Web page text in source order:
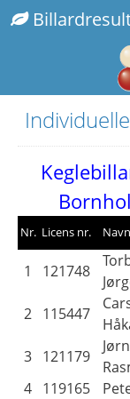
Nr. Licens nr. Navn
1 121748
2 115447
3 121179
4 119165